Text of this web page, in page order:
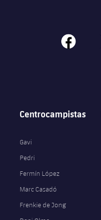
facebook
Centrocampistas
Gavi
Pedri
Fermín López
Marc Casadó
Frenkie de Jong